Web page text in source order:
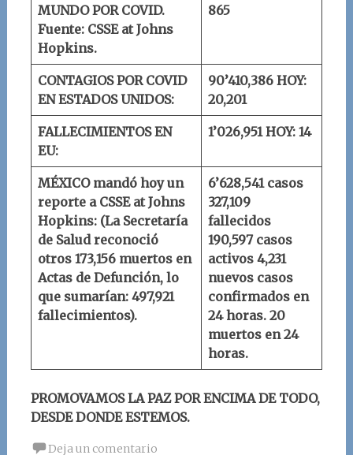
MUNDO POR COVID.
Fuente: CSSE at Johns
Hopkins.
865
CONTAGIOS POR COVID
EN ESTADOS UNIDOS:
90’410,386 HOY:
20,201
FALLECIMIENTOS EN
EU:
1’026,951 HOY: 14
MÉXICO mandó hoy un
reporte a CSSE at Johns
Hopkins: (La Secretaría
de Salud reconoció
otros 173,156 muertos en
Actas de Defunción, lo
que sumarían: 497,921
fallecimientos).
6’628,541 casos
327,109
fallecidos
190,597 casos
activos 4,231
nuevos casos
confirmados en
24 horas. 20
muertos en 24
horas.
PROMOVAMOS LA PAZ POR ENCIMA DE TODO,
DESDE DONDE ESTEMOS.
Deja un comentario